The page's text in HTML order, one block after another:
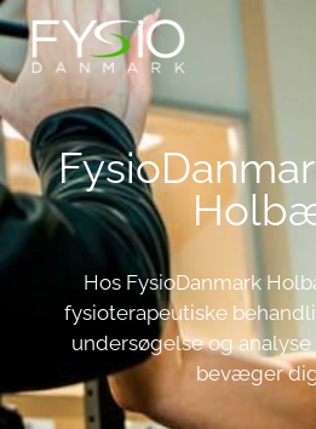
Hos FysioDanmark
fysioterapeutiske
undersøgelse og
bevæger